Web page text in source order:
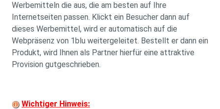
Werbemitteln die aus, die am besten auf Ihre
Internetseiten passen. Klickt ein Besucher dann auf
dieses Werbemittel, wird er automatisch auf die
Webpräsenz von 1blu weitergeleitet. Bestellt er dann ein
Produkt, wird Ihnen als Partner hierfür eine attraktive
Provision gutgeschrieben.
Wichtiger Hinweis: